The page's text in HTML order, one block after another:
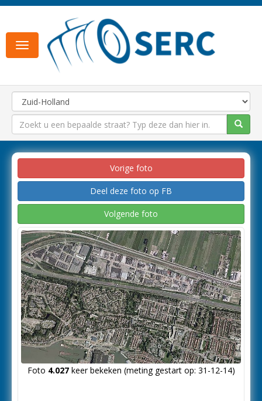
Toggle
navigation
Vorige foto
Deel deze foto op FB
Volgende foto
Foto 4.027keer bekeken (meting gestart op: 31-12-14)